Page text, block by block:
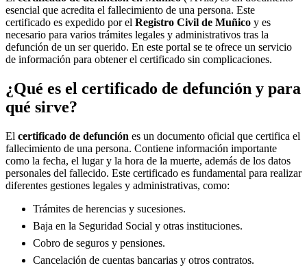
esencial que acredita el fallecimiento de una persona. Este
certificado es expedido por el Registro Civil de Muñico y es
necesario para varios trámites legales y administrativos tras la
defunción de un ser querido. En este portal se te ofrece un servicio
de información para obtener el certificado sin complicaciones.
¿Qué es el certificado de defunción y para
qué sirve?
El certificado de defunción es un documento oficial que certifica el
fallecimiento de una persona. Contiene información importante
como la fecha, el lugar y la hora de la muerte, además de los datos
personales del fallecido. Este certificado es fundamental para realizar
diferentes gestiones legales y administrativas, como:
Trámites de herencias y sucesiones.
Baja en la Seguridad Social y otras instituciones.
Cobro de seguros y pensiones.
Cancelación de cuentas bancarias y otros contratos.